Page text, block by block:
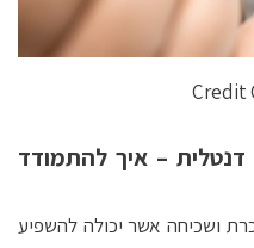
Credit
– איך להתמודד
ושכיחה אשר יכולה להשפיע